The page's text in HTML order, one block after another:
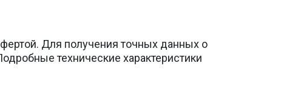
Для получения точных данных о
технические характеристики